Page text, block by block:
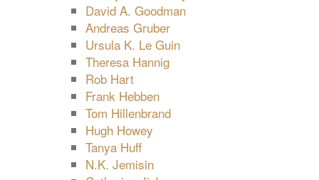
David A. Goodman
Andreas Gruber
Ursula K. Le Guin
Theresa Hannig
Rob Hart
Frank Hebben
Tom Hillenbrand
Hugh Howey
Tanya Huff
N.K. Jemisin